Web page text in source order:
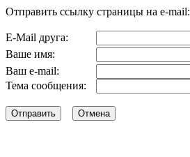
Отправить ссылку страницы на e-mail:
E-Mail друга:
Ваше имя:
Ваш e-mail:
Тема сообщения: